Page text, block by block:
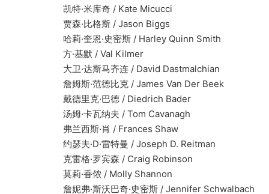
凯特·米库奇 / Kate Micucci
贾森·比格斯 / Jason Biggs
哈莉·奎恩·史密斯 / Harley Quinn Smith
方·基默 / Val Kilmer
大卫·达斯马齐连 / David Dastmalchian
詹姆斯·范德比克 / James Van Der Beek
戴德里克·巴德 / Diedrich Bader
汤姆·卡瓦纳夫 / Tom Cavanagh
弗兰西斯·肖 / Frances Shaw
约瑟夫·D·雷特曼 / Joseph D. Reitman
克雷格·罗宾森 / Craig Robinson
莫莉·香侬 / Molly Shannon
詹妮弗·斯沃巴奇·史密斯 / Jennifer Schwalbach